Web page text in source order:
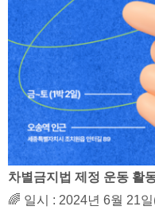
차별금지법 제정 운동 활
🌈 일시 : 2024년 6월 21